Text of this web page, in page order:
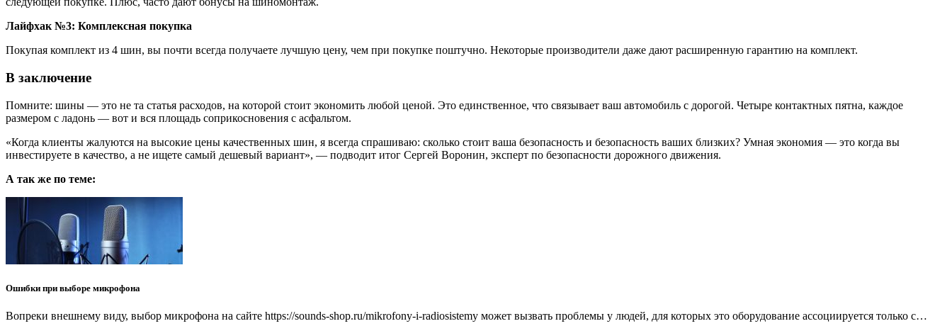
Лайфхак №3: Комплексная покупка
Покупая комплект из 4 шин, вы почти всегда получаете лучшую цену, чем при покупке поштучно. Некоторые производители даже дают расширенную гарантию на комплект.
В заключение
Помните: шины — это не та статья расходов, на которой стоит экономить любой ценой. Это единственное, что связывает ваш автомобиль с дорогой. Четыре контактных пятна, каждое
размером с ладонь — вот и вся площадь соприкосновения с асфальтом.
«Когда клиенты жалуются на высокие цены качественных шин, я всегда спрашиваю: сколько стоит ваша безопасность и безопасность ваших близких? Умная экономия — это когда вы
инвестируете в качество, а не ищете самый дешевый вариант», — подводит итог Сергей Воронин, эксперт по безопасности дорожного движения.
А так же по теме:
Ошибки при выборе микрофона
Вопреки внешнему виду, выбор микрофона на сайте https://sounds-shop.ru/mikrofony-i-radiosistemy может вызвать проблемы у людей, для которых это оборудование ассоциируется только с…